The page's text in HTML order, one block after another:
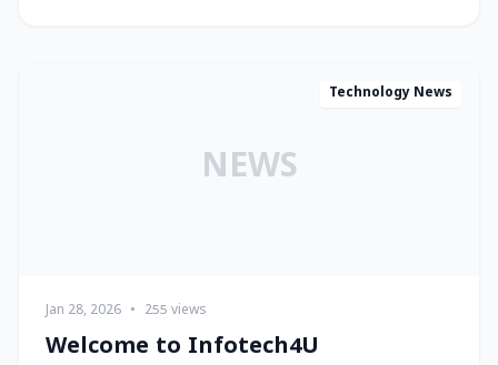
NEWS
Technology News
Jan 28, 2026 • 255 views
Welcome to Infotech4U